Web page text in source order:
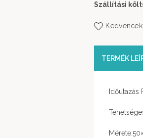
Szállítási
TERMÉK
Időutazás